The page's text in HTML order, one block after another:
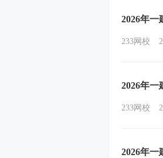
2026年
233网校
2026年
233网校
2026年